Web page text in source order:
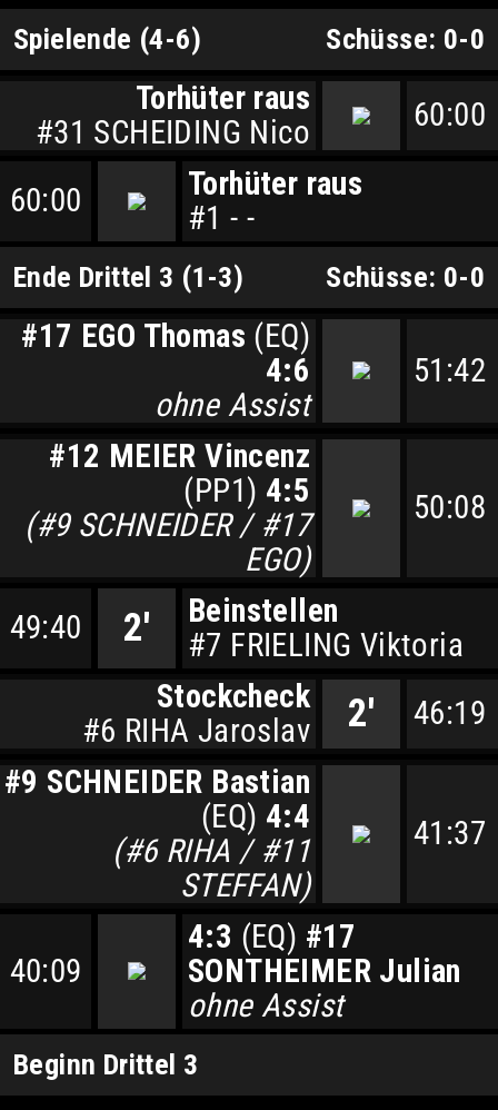
Spielende (4-6) Schüsse: 0-0
60:00
Torhüter raus
#31 SCHEIDING Nico
60:00
Torhüter raus
#1 - -
Ende Drittel 3 (1-3) Schüsse: 0-0
51:42
#17 EGO Thomas (EQ)
4:6
ohne Assist
50:08
#12 MEIER Vincenz
(PP1) 4:5
(#9 SCHNEIDER / #17
EGO)
49:40
2'
Beinstellen
#7 FRIELING Viktoria
46:19
2'
Stockcheck
#6 RIHA Jaroslav
41:37
#9 SCHNEIDER Bastian
(EQ) 4:4
(#6 RIHA / #11
STEFFAN)
40:09
4:3 (EQ) #17
SONTHEIMER Julian
ohne Assist
Beginn Drittel 3